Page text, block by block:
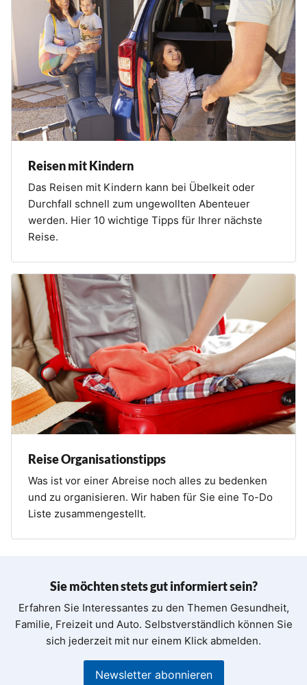
Reisen mit Kindern
Das Reisen mit Kindern kann bei Übelkeit oder
Durchfall schnell zum ungewollten Abenteuer
werden. Hier 10 wichtige Tipps für Ihrer nächste
Reise.
Reise Organisationstipps
Was ist vor einer Abreise noch alles zu bedenken
und zu organisieren. Wir haben für Sie eine To-Do
Liste zusammengestellt.
Sie möchten stets gut informiert sein?
Erfahren Sie Interessantes zu den Themen Gesundheit,
Familie, Freizeit und Auto. Selbstverständlich können Sie
sich jederzeit mit nur einem Klick abmelden.
Newsletter abonnieren